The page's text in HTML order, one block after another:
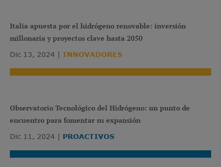
Italia apuesta por el hidrógeno renovable: inversión
millonaria y proyectos clave hasta 2050
Dic 13, 2024 INNOVADORES
Observatorio Tecnológico del Hidrógeno: un punto de
encuentro para fomentar su expansión
Dic 11, 2024 PROACTIVOS